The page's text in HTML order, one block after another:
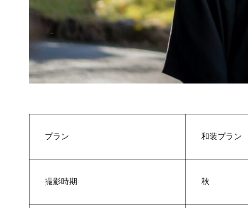
プラン 和装プラン
撮影時期 秋